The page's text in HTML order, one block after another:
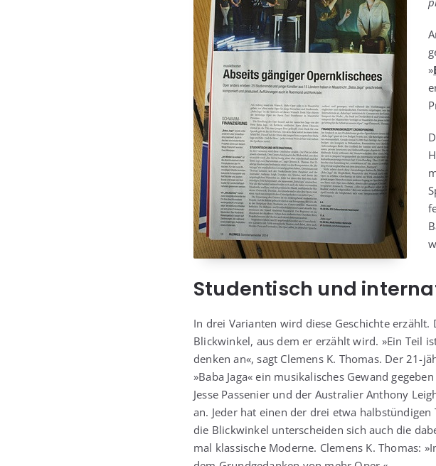
»
Studentisch und
In drei Vari­an­ten wird die­se Geschich­te
Blick­win­kel, aus dem er erzählt wird. »Ein Teil
den­ken an«, sagt Cle­mens K. Tho­mas. Der
»Baba Jaga« ein musi­ka­li­sches Gewand
Jes­se Pas­se­ni­er und der Aus­tra­li­er Antho­ny
an. Jeder hat einen der drei etwa
die Blick­win­kel unter­schei­den sich auch die
mal klas­si­sche Moder­ne. Cle­mens K. Tho­mas: